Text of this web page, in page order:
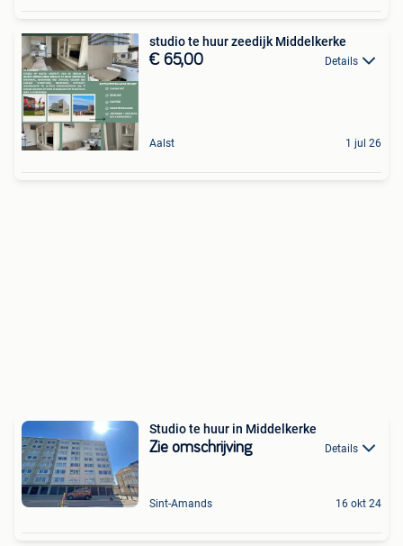
studio te huur zeedijk Middelkerke
€ 65,00 Details
Aalst 1 jul 26
Studio te huur in Middelkerke
Zie omschrijving Details
Sint-Amands 16 okt 24